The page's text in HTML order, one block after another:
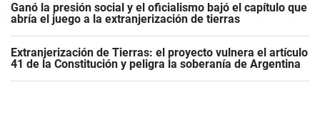
Ganó la presión social y el oficialismo bajó el capítulo que
abría el juego a la extranjerización de tierras
Extranjerización de Tierras: el proyecto vulnera el artículo
41 de la Constitución y peligra la soberanía de Argentina